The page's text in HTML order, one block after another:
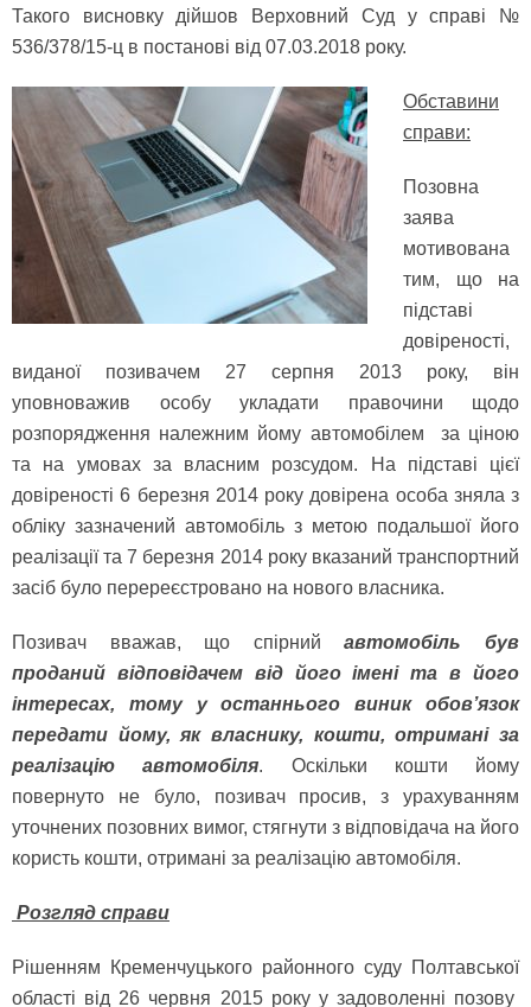
Такого висновку дійшов Верховний Суд у справі №
536/378/15-ц в постанові від 07.03.2018 року.
Обставини
справи:
Позовна
заява
мотивована
тим, що на
підставі
довіреності,
виданої позивачем 27 серпня 2013 року, він
уповноважив особу укладати правочини щодо
розпорядження належним йому автомобілем за ціною
та на умовах за власним розсудом. На підставі цієї
довіреності 6 березня 2014 року довірена особа зняла з
обліку зазначений автомобіль з метою подальшої його
реалізації та 7 березня 2014 року вказаний транспортний
засіб було перереєстровано на нового власника.
Позивач вважав, що спірнийавтомобіль був
проданий відповідачем від його імені та в його
інтересах, тому у останнього виник обов’язок
передати йому, як власнику, кошти, отримані за
реалізацію автомобіля. Оскільки кошти йому
повернуто не було, позивач просив, з урахуванням
уточнених позовних вимог, стягнути з відповідача на його
користь кошти, отримані за реалізацію автомобіля.
Розгляд справи
Рішенням Кременчуцького районного суду Полтавської
області від 26 червня 2015 року у задоволенні позову